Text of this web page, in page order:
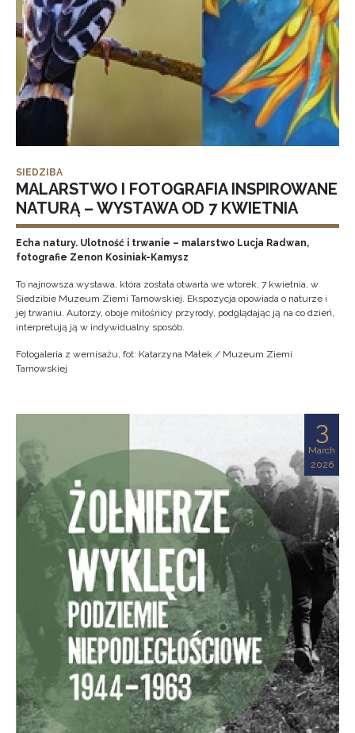
SIEDZIBA
MALARSTWO I FOTOGRAFIA INSPIROWANE
NATURĄ – WYSTAWA OD 7 KWIETNIA
Echa natury. Ulotność i trwanie – malarstwo Lucja Radwan,
fotografie Zenon Kosiniak-Kamysz
To najnowsza wystawa, która została otwarta we wtorek, 7 kwietnia, w
Siedzibie Muzeum Ziemi Tarnowskiej. Ekspozycja opowiada o naturze i
jej trwaniu. Autorzy, oboje miłośnicy przyrody, podglądając ją na co dzień,
interpretują ją w indywidualny sposób.
Fotogaleria z wernisażu, fot: Katarzyna Małek / Muzeum Ziemi
Tarnowskiej
3
March
2026